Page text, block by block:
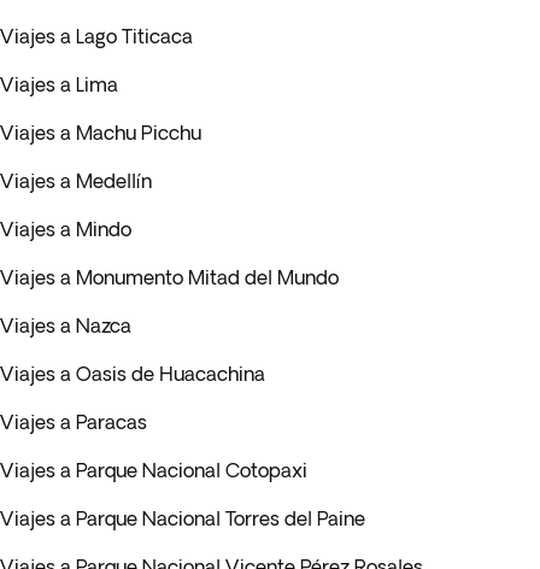
Viajes a Lago Titicaca
Viajes a Lima
Viajes a Machu Picchu
Viajes a Medellín
Viajes a Mindo
Viajes a Monumento Mitad del Mundo
Viajes a Nazca
Viajes a Oasis de Huacachina
Viajes a Paracas
Viajes a Parque Nacional Cotopaxi
Viajes a Parque Nacional Torres del Paine